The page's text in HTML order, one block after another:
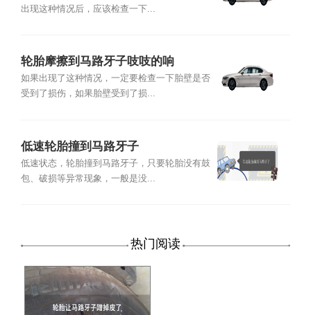
出现这种情况后，应该检查一下...
轮胎摩擦到马路牙子吱吱的响
如果出现了这种情况，一定要检查一下胎壁是否
受到了损伤，如果胎壁受到了损...
低速轮胎撞到马路牙子
低速状态，轮胎撞到马路牙子，只要轮胎没有鼓
包、破损等异常现象，一般是没...
热门阅读